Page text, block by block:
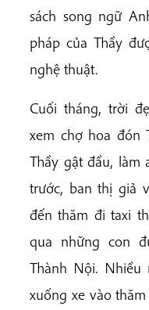
sách song ngữ
pháp của Thầy
nghệ thuật.
Cuối tháng, trời
xem chợ hoa đón
Thầy gật đầu, làm
trước, ban thị giả
đến thăm đi taxi
qua những con
Thành Nội. Nhiều
xuống xe vào